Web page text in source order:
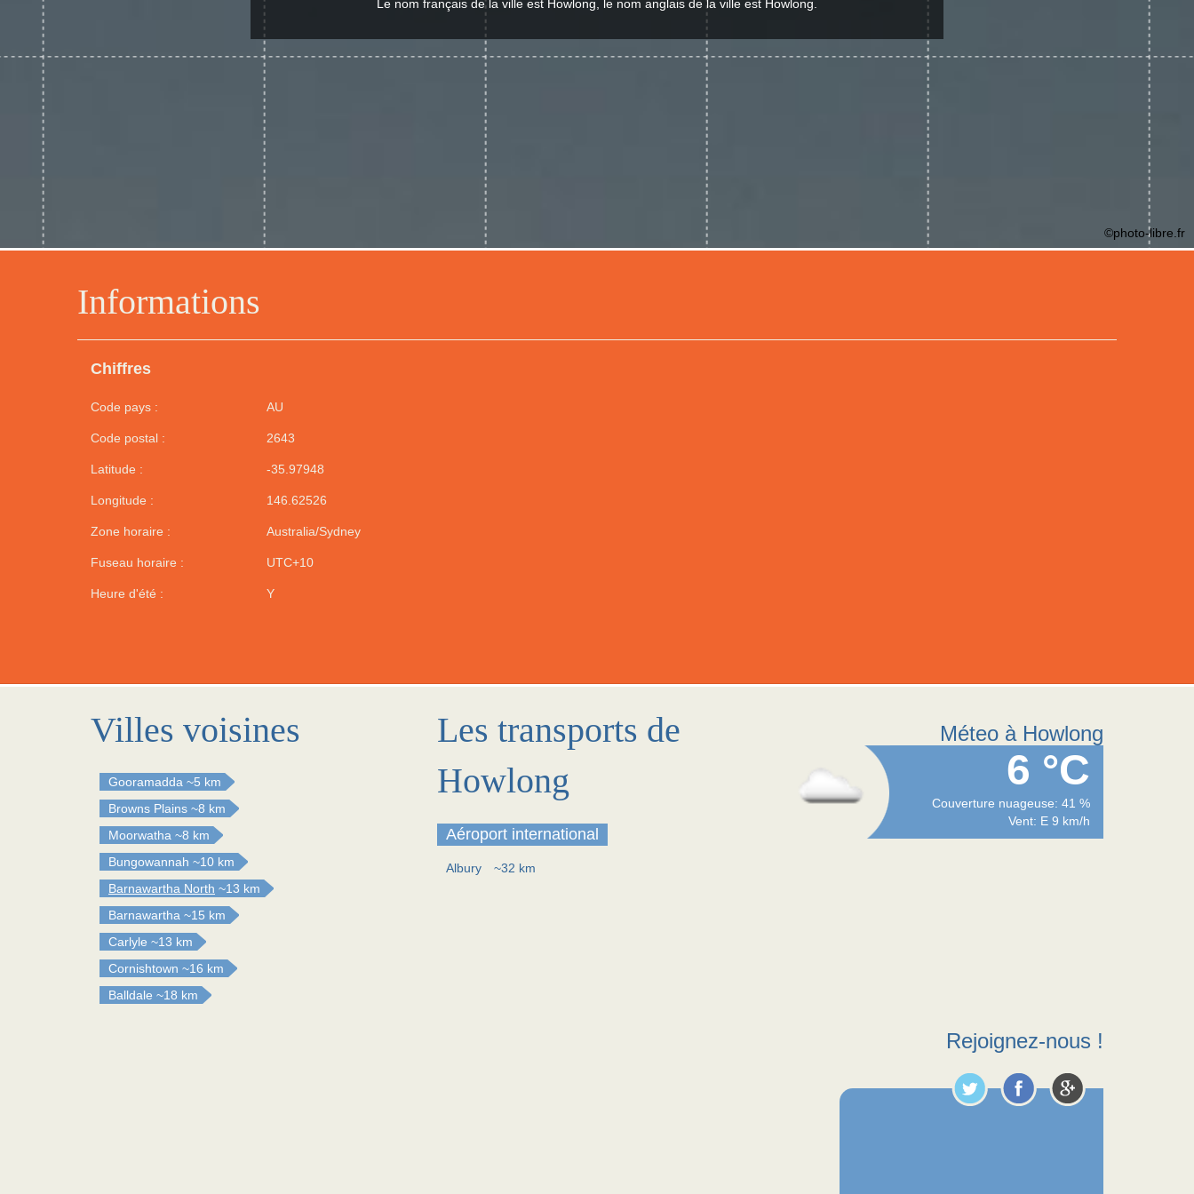
Informations
Chiffres
Code pays : AU
Code postal : 2643
Latitude : -35.97948
Longitude : 146.62526
Zone horaire : Australia/Sydney
Fuseau horaire : UTC+10
Heure d'été : Y
Le nom français de la ville est Howlong, le nom anglais de la ville est Howlong.
©photo-libre.fr
Villes voisines
Gooramadda ~5 km
Browns Plains ~8 km
Moorwatha ~8 km
Bungowannah ~10 km
Barnawartha North ~13 km
Barnawartha ~15 km
Carlyle ~13 km
Cornishtown ~16 km
Balldale ~18 km
Les transports de
Howlong
Aéroport international
Albury ~32 km
Méteo à Howlong
6 °C
Couverture nuageuse: 41 %
Vent: E 9 km/h
Rejoignez-nous !